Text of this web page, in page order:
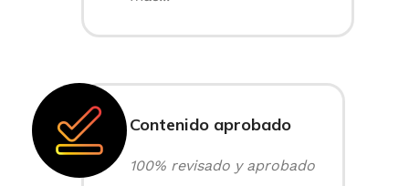
Contenido aprobado
100% revisado y aprobado